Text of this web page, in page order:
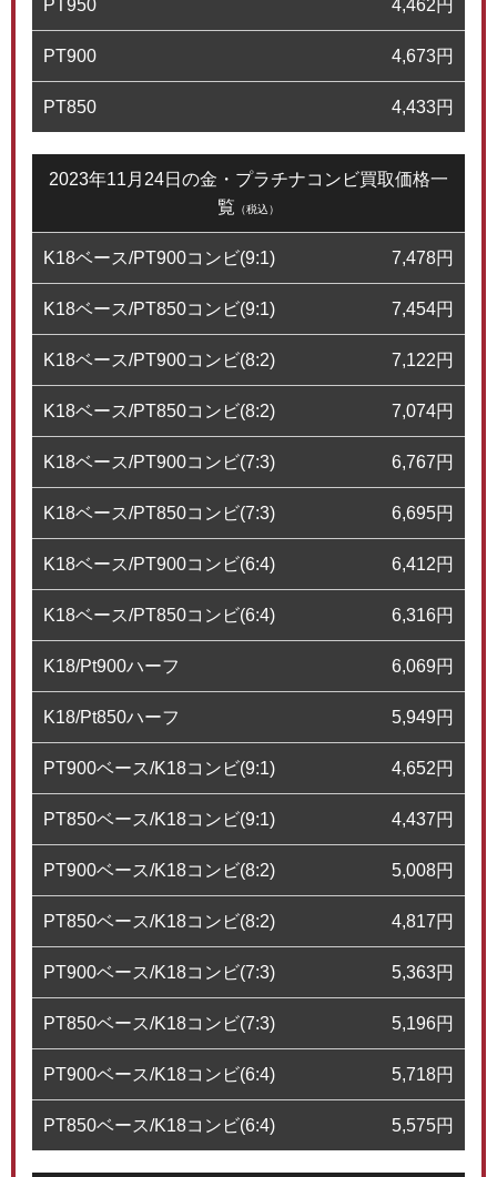
PT950 4,462円
PT900 4,673円
PT850 4,433円
2023年11月24日の金・プラチナコンビ買取価格一
覧 （税込）
K18ベース/PT900コンビ(9:1) 7,478円
K18ベース/PT850コンビ(9:1) 7,454円
K18ベース/PT900コンビ(8:2) 7,122円
K18ベース/PT850コンビ(8:2) 7,074円
K18ベース/PT900コンビ(7:3) 6,767円
K18ベース/PT850コンビ(7:3) 6,695円
K18ベース/PT900コンビ(6:4) 6,412円
K18ベース/PT850コンビ(6:4) 6,316円
K18/Pt900ハーフ 6,069円
K18/Pt850ハーフ 5,949円
PT900ベース/K18コンビ(9:1) 4,652円
PT850ベース/K18コンビ(9:1) 4,437円
PT900ベース/K18コンビ(8:2) 5,008円
PT850ベース/K18コンビ(8:2) 4,817円
PT900ベース/K18コンビ(7:3) 5,363円
PT850ベース/K18コンビ(7:3) 5,196円
PT900ベース/K18コンビ(6:4) 5,718円
PT850ベース/K18コンビ(6:4) 5,575円